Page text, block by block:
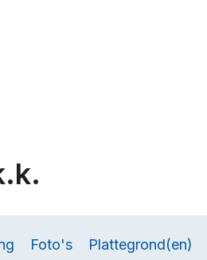
Foto's Plattegrond(en)